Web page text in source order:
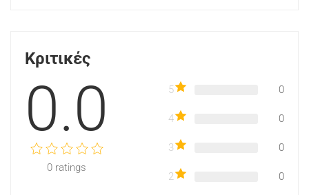
Κριτικές
0.0
0 ratings
5 0
4 0
3 0
2 0